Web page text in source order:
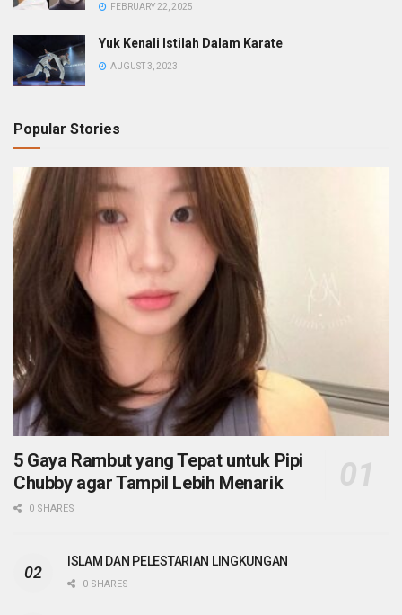
FEBRUARY 22, 2025
Yuk Kenali Istilah Dalam Karate
AUGUST 3, 2023
Popular Stories
5 Gaya Rambut yang Tepat untuk Pipi
Chubby agar Tampil Lebih Menarik
0 SHARES
ISLAM DAN PELESTARIAN LINGKUNGAN
0 SHARES